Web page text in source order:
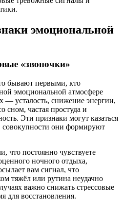
эмоциональной
«звоночки»
бывают первыми, кто
эмоциональной атмосфере
— усталость, снижение энергии,
сном, частая простуда и
Эти признаки могут казаться
совокупности они формируют
что постоянно чувствуете
ночного отдыха,
вам сигнал, что
тяжёл или рутина неудачно
важно снижать стрессовые
для восстановления.